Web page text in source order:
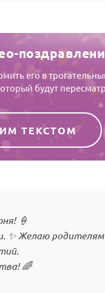
его в
будут
ТЕКСТОМ
🍦
✨ Желаю
🌈